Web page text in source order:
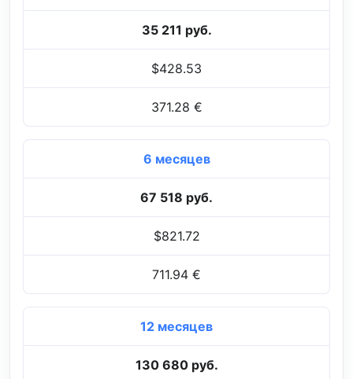
35 211 руб.
$428.53
371.28 €
6 месяцев
67 518 руб.
$821.72
711.94 €
12 месяцев
130 680 руб.